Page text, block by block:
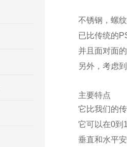
不锈钢，螺
已比传统的
并且面对面
另外，考虑
主要特点
它比我们的
它可以在0到
垂直和水平